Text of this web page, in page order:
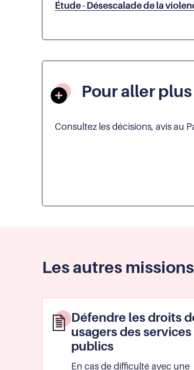
Étude - Désescalade de la
Pour aller
Consultez les décisions, avis au
Les autres
Défendre les droits
usagers des services
publics
En cas de difficulté avec une